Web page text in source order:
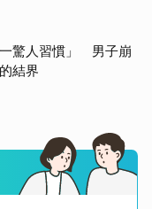
驚人習慣」 男子崩
結界